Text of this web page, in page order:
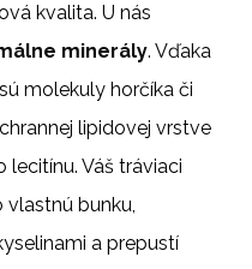
kvalita. U nás
minerály. Vďaka
molekuly horčíka či
lipidovej vrstve
Váš tráviaci
bunku,
a prepustí